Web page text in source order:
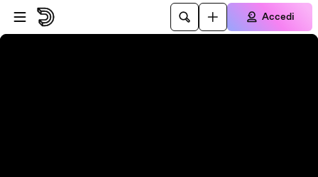
Vai al lettore
Passa al contenuto principale
Accedi